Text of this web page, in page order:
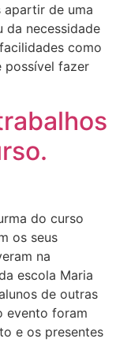
apartir de uma
da necessidade
como
possível fazer
do curso
os seus
na
escola Maria
de outras
evento foram
e os presentes